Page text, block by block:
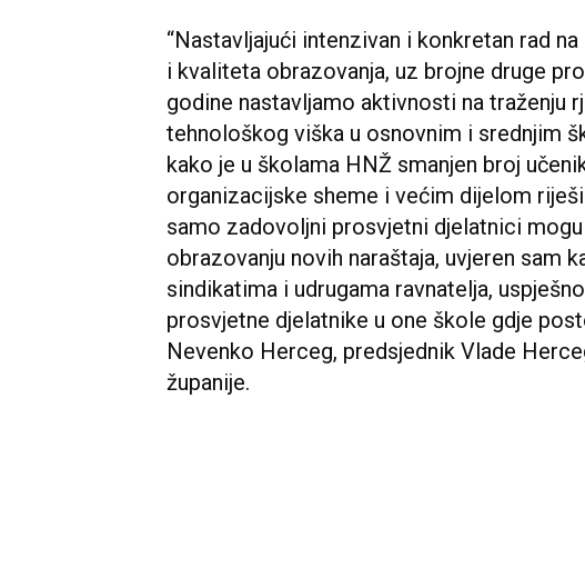
“Nastavljajući intenzivan i konkretan rad
i kvaliteta obrazovanja, uz brojne druge
godine nastavljamo aktivnosti na traženju
tehnološkog viška u osnovnim i srednjim
kako je u školama HNŽ smanjen broj
organizacijske sheme i većim dijelom
samo zadovoljni prosvjetni djelatnici
obrazovanju novih naraštaja, uvjeren sam
sindikatima i udrugama ravnatelja,
prosvjetne djelatnike u one škole gdje
Nevenko Herceg, predsjednik Vlade
županije.